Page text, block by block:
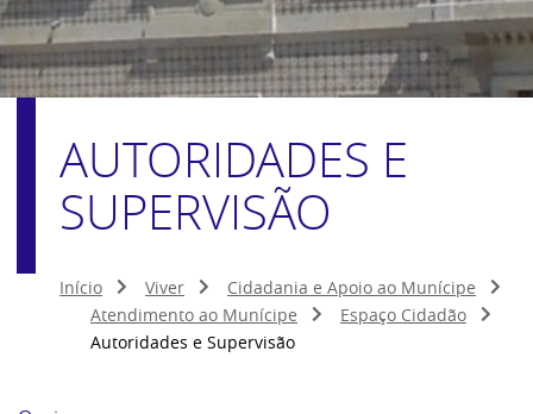
AUTORIDADES E
SUPERVISÃO
Início Viver
Cidadania e Apoio ao Munícipe
Atendimento ao Munícipe
Espaço Cidadão
Autoridades e Supervisão